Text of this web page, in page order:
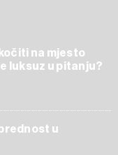
na mjesto
luksuz u pitanju?
u